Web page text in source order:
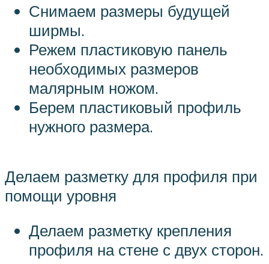
Снимаем размеры будущей
ширмы.
Режем пластиковую панель
необходимых размеров
малярным ножом.
Берем пластиковый профиль
нужного размера.
Делаем разметку для профиля при
помощи уровня
Делаем разметку крепления
профиля на стене с двух сторон.